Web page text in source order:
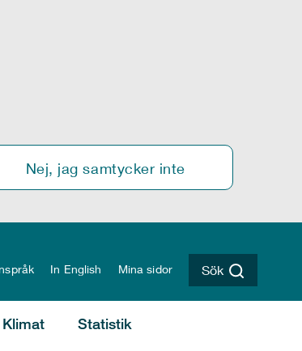
Nej, jag samtycker inte
In English Mina sidor Sök
Klimat Statistik